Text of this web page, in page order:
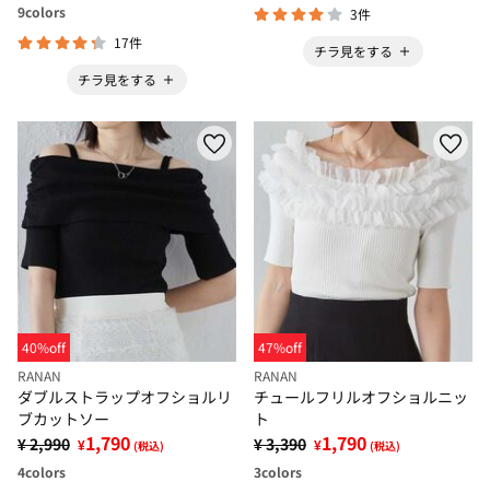
9colors
17件
チラ見をする
3件
チラ見をする
40%off
RANAN
ダブルストラップオフショルリ
ブカットソー
¥ 2,990 ¥1,790 (税込)
4colors
47%off
RANAN
チュールフリルオフショルニッ
ト
¥ 3,390 ¥1,790 (税込)
3colors